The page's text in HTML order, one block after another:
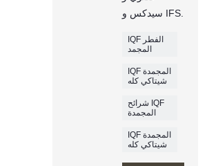
سيدكس و IFS.
IQF الفطر
المجمد
IQF المجمدة
شيتاكي كله
شرائح IQF
المجمدة
IQF المجمدة
شيتاكي كله